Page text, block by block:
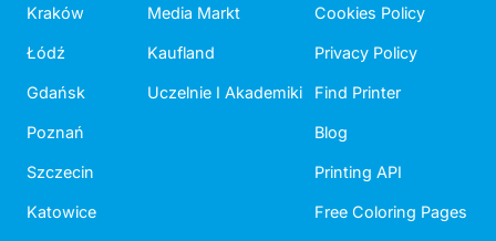
Kraków
Łódź
Gdańsk
Poznań
Szczecin
Katowice
Media Markt
Kaufland
Uczelnie I Akademiki
Cookies Policy
Privacy Policy
Find Printer
Blog
Printing API
Free Coloring Pages